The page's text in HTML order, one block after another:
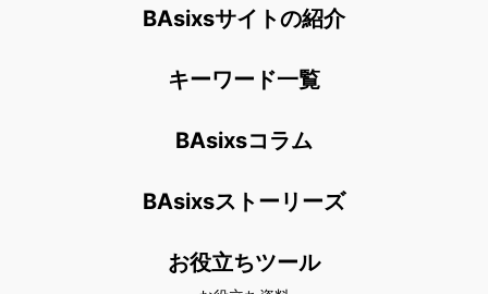
BAsixsサイトの紹介
キーワード一覧
BAsixsコラム
BAsixsストーリーズ
お役立ちツール